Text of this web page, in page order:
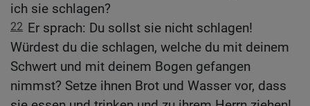
ich sie schlagen?
22 Er sprach: Du sollst sie nicht schlagen!
Würdest du die schlagen, welche du mit deinem
Schwert und mit deinem Bogen gefangen
nimmst? Setze ihnen Brot und Wasser vor, dass